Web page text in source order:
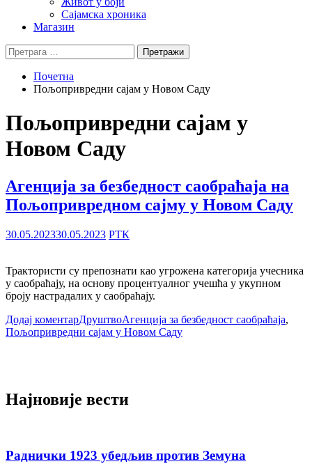
Сајамска хроника
Магазин
Претрага
за:
Почетна
Пољопривредни сајам у Новом Саду
Пољопривредни сајам у
Новом Саду
Агенција за безбедност саобраћаја на
Пољопривредном сајму у Новом Саду
30.05.202330.05.2023 РТК
Трактористи су препознати као угрожена категорија учесника
у саобраћају, на основу процентуалног учешћа у укупном
броју настрадалих у саобраћају.
Додај коментарДруштвоАгенција за безбедност саобраћаја,
Пољопривредни сајам у Новом Саду
Најновије вести
Раднички 1923 убедљив против Земуна